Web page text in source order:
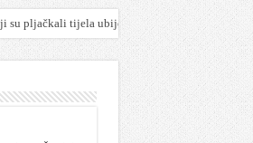
su pljačkali tijela ubijenih Srebreničana